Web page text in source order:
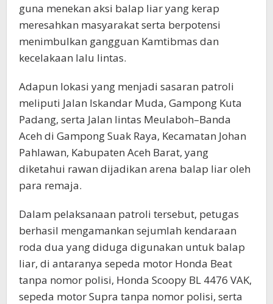
guna menekan aksi balap liar yang kerap
meresahkan masyarakat serta berpotensi
menimbulkan gangguan Kamtibmas dan
kecelakaan lalu lintas.
Adapun lokasi yang menjadi sasaran patroli
meliputi Jalan Iskandar Muda, Gampong Kuta
Padang, serta Jalan lintas Meulaboh–Banda
Aceh di Gampong Suak Raya, Kecamatan Johan
Pahlawan, Kabupaten Aceh Barat, yang
diketahui rawan dijadikan arena balap liar oleh
para remaja.
Dalam pelaksanaan patroli tersebut, petugas
berhasil mengamankan sejumlah kendaraan
roda dua yang diduga digunakan untuk balap
liar, di antaranya sepeda motor Honda Beat
tanpa nomor polisi, Honda Scoopy BL 4476 VAK,
sepeda motor Supra tanpa nomor polisi, serta